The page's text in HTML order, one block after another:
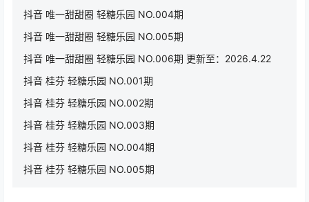
抖音 唯一甜甜圈 轻糖乐园 NO.004期
抖音 唯一甜甜圈 轻糖乐园 NO.005期
抖音 唯一甜甜圈 轻糖乐园 NO.006期 更新至：2026.4.22
抖音 桂芬 轻糖乐园 NO.001期
抖音 桂芬 轻糖乐园 NO.002期
抖音 桂芬 轻糖乐园 NO.003期
抖音 桂芬 轻糖乐园 NO.004期
抖音 桂芬 轻糖乐园 NO.005期